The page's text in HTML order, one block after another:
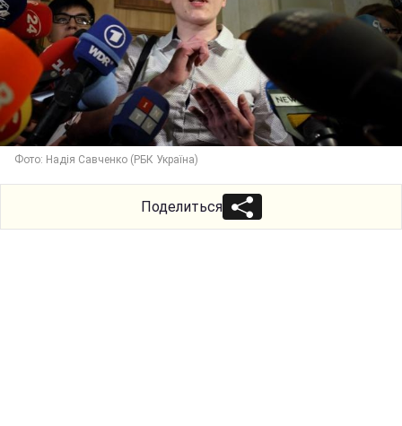
Фото: Надія Савченко (РБК Україна)
Поделиться